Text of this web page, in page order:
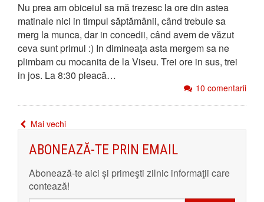
Nu prea am obiceiul sa mă trezesc la ore din astea
matinale nici in timpul săptămânii, când trebuie sa
merg la munca, dar in concedii, când avem de văzut
ceva sunt primul :) In dimineaţa asta mergem sa ne
plimbam cu mocanita de la Viseu. Trei ore in sus, trei
in jos. La 8:30 pleacă…
10 comentarii
Mai vechi
ABONEAZĂ-TE PRIN EMAIL
Abonează-te aici și primeşti zilnic informaţii care
contează!